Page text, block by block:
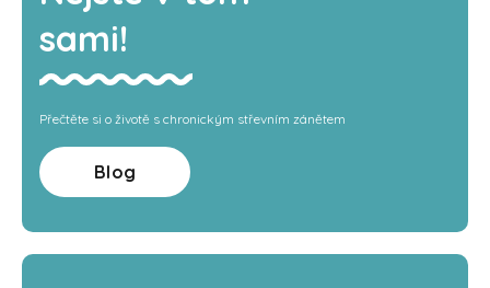
sami!
Přečtěte si o životě s chronickým střevním zánětem
Blog